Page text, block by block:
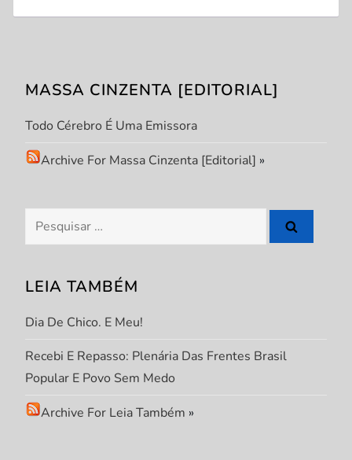
MASSA CINZENTA [EDITORIAL]
Todo Cérebro É Uma Emissora
Archive For Massa Cinzenta [Editorial] »
Pesquisar
por:
LEIA TAMBÉM
Dia De Chico. E Meu!
Recebi E Repasso: Plenária Das Frentes Brasil
Popular E Povo Sem Medo
Archive For Leia Também »